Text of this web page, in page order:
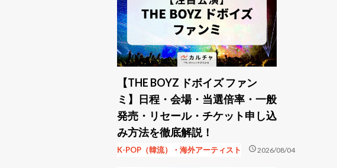
【THE BOYZ ドボイズ ファン
ミ】日程・会場・当選倍率・一般
発売・リセール・チケット申し込
み方法を徹底解説！
K-POP（韓流）・海外アーティスト schedule2026/08/04